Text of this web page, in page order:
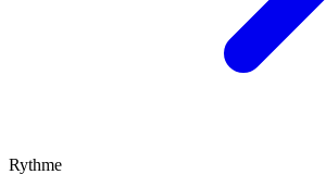
Rythme